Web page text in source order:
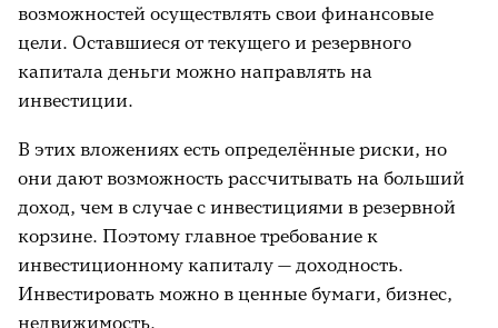
возможностей осуществлять свои финансовые
цели. Оставшиеся от текущего и резервного
капитала деньги можно направлять на
инвестиции.
В этих вложениях есть определённые риски, но
они дают возможность рассчитывать на больший
доход, чем в случае с инвестициями в резервной
корзине. Поэтому главное требование к
инвестиционному капиталу — доходность.
Инвестировать можно в ценные бумаги, бизнес,
недвижимость.